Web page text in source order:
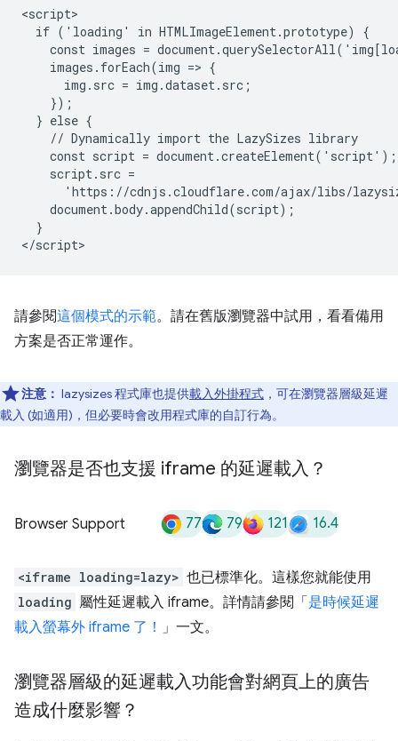
<script>
  if ('loading' in HTMLImageElement.prototype) {
const images =
    images.forEach(img => {
      img.src = img.dataset.src;
    });
  } else {
    // Dynamically import the LazySizes library
    const script = document.createElement('script');
    script.src =
'https://cdnjs.cloudflare.com/ajax/libs/
    document.body.appendChild(script);
  }
請參閱這個模式的示範。請在舊版瀏覽器中試用，看看備用
方案是否正常運作。
注意： lazysizes 程式庫也提供載入外掛程式 ，可在瀏覽器層級延遲
載入 (如適用)，但必要時會改用程式庫的自訂行為。
瀏覽器是否也支援 iframe 的延遲載入？
Browser Support 77 79 121 16.4
<iframe loading=lazy> 也已標準化。這樣您就能使用
loading 屬性延遲載入 iframe。詳情請參閱「是時候延遲
載入螢幕外 iframe 了！ 」一文。
瀏覽器層級的延遲載入功能會對網頁上的廣告
造成什麼影響？